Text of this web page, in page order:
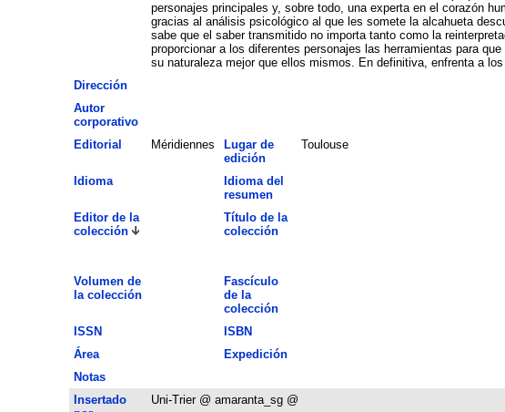
personajes principales y, sobre todo, una experta en el corazón
gracias al análisis psicológico al que les somete la alcahueta
sabe que el saber transmitido no importa tanto como la
proporcionar a los diferentes personajes las herramientas para
su naturaleza mejor que ellos mismos. En definitiva, enfrenta a
Dirección
Autor
corporativo
Editorial Méridiennes
Lugar de
edición
Toulouse
Idioma
Idioma del
resumen
Editor de la
colección
Título de la
colección
Volumen de
la colección
Fascículo
de la
colección
ISSN ISBN
Área
Expedición
Notas
Insertado
Uni-Trier @ amaranta_sg @